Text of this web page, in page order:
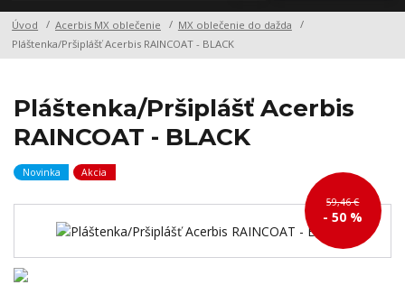
Úvod Acerbis MX oblečenie
MX oblečenie do dažda
Pláštenka/Pršiplášť Acerbis RAINCOAT - BLACK
Pláštenka/Pršiplášť Acerbis
RAINCOAT - BLACK
Novinka Akcia
59,46 €
- 50 %